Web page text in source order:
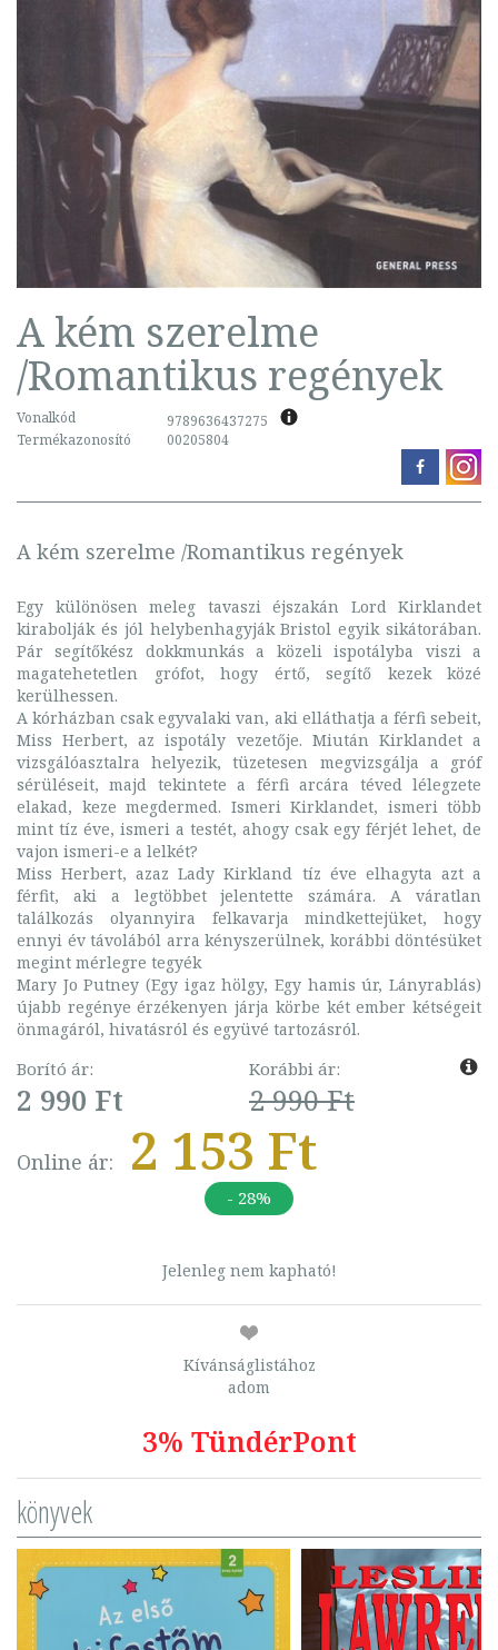
A kém szerelme
/Romantikus regények
Vonalkód
9789636437275
Termékazonosító
00205804
A kém szerelme /Romantikus regények
Egy különösen meleg tavaszi éjszakán Lord Kirklandet
kirabolják és jól helybenhagyják Bristol egyik sikátorában.
Pár segítőkész dokkmunkás a közeli ispotályba viszi a
magatehetetlen grófot, hogy értő, segítő kezek közé
kerülhessen.
A kórházban csak egyvalaki van, aki elláthatja a férfi sebeit,
Miss Herbert, az ispotály vezetője. Miután Kirklandet a
vizsgálóasztalra helyezik, tüzetesen megvizsgálja a gróf
sérüléseit, majd tekintete a férfi arcára téved lélegzete
elakad, keze megdermed. Ismeri Kirklandet, ismeri több
mint tíz éve, ismeri a testét, ahogy csak egy férjét lehet, de
vajon ismeri-e a lelkét?
Miss Herbert, azaz Lady Kirkland tíz éve elhagyta azt a
férfit, aki a legtöbbet jelentette számára. A váratlan
találkozás olyannyira felkavarja mindkettejüket, hogy
ennyi év távolából arra kényszerülnek, korábbi döntésüket
megint mérlegre tegyék
Mary Jo Putney (Egy igaz hölgy, Egy hamis úr, Lányrablás)
újabb regénye érzékenyen járja körbe két ember kétségeit
önmagáról, hivatásról és együvé tartozásról.
Borító ár:
2 990 Ft
Korábbi ár:
2 990 Ft
Online ár: 2 153 Ft
- 28%
Jelenleg nem kapható!
Kívánságlistához
adom
3% TündérPont
könyvek